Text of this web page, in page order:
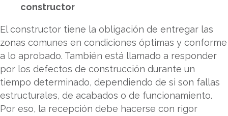
constructor
El constructor tiene la obligación de entregar las
zonas comunes en condiciones óptimas y conforme
a lo aprobado. También está llamado a responder
por los defectos de construcción durante un
tiempo determinado, dependiendo de si son fallas
estructurales, de acabados o de funcionamiento.
Por eso, la recepción debe hacerse con rigor